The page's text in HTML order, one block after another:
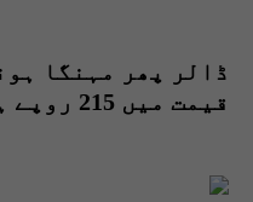
ڈالر پھر مہنگا
قیمت میں 215 روپے ہوگئی